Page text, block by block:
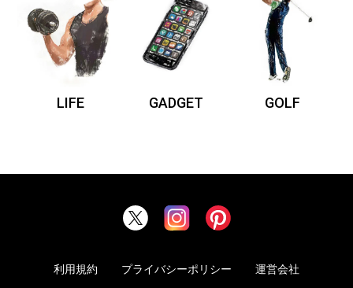
LIFE GADGET GOLF
利用規約 プライバシーポリシー 運営会社